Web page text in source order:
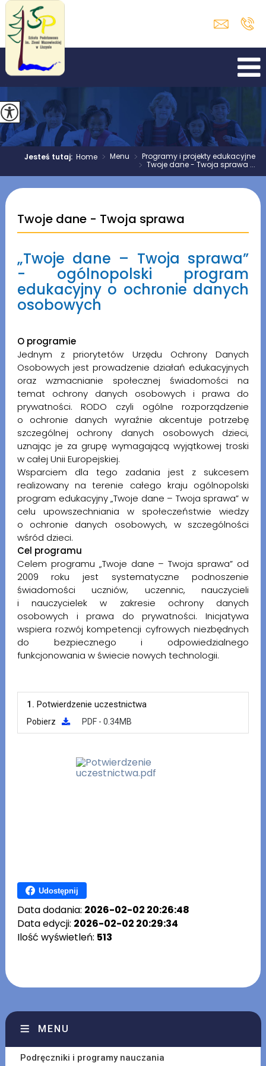
Jesteś tutaj:Home > Menu > Programy i projekty edukacyjne
> Twoje dane - Twoja sprawa ...
Twoje dane - Twoja sprawa
„Twoje dane – Twoja sprawa”
- ogólnopolski program
edukacyjny o ochronie danych
osobowych
O programie
Jednym z priorytetów Urzędu Ochrony Danych
Osobowych jest prowadzenie działań edukacyjnych
oraz wzmacnianie społecznej świadomości na
temat ochrony danych osobowych i prawa do
prywatności. RODO czyli ogólne rozporządzenie
o ochronie danych wyraźnie akcentuje potrzebę
szczególnej ochrony danych osobowych dzieci,
uznając je za grupę wymagającą wyjątkowej troski
w całej Unii Europejskiej.
Wsparciem dla tego zadania jest z sukcesem
realizowany na terenie całego kraju ogólnopolski
program edukacyjny „Twoje dane – Twoja sprawa” w
celu upowszechniania w społeczeństwie wiedzy
o ochronie danych osobowych, w szczególności
wśród dzieci.
Cel programu
Celem programu „Twoje dane – Twoja sprawa” od
2009 roku jest systematyczne podnoszenie
świadomości uczniów, uczennic, nauczycieli
i nauczycielek w zakresie ochrony danych
osobowych i prawa do prywatności. Inicjatywa
wspiera rozwój kompetencji cyfrowych niezbędnych
do bezpiecznego i odpowiedzialnego
funkcjonowania w świecie nowych technologii.
1. Potwierdzenie uczestnictwa
Pobierz PDF - 0.34MB
Udostępnij
Data dodania: 2026-02-02 20:26:48
Data edycji: 2026-02-02 20:29:34
Ilość wyświetleń: 513
MENU
Podręczniki i programy nauczania